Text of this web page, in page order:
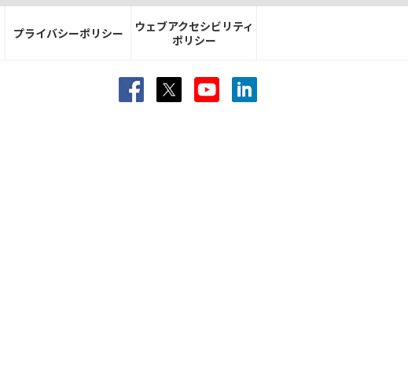
プライバシーポリシー
ウェブアクセシビリティ
ポリシー